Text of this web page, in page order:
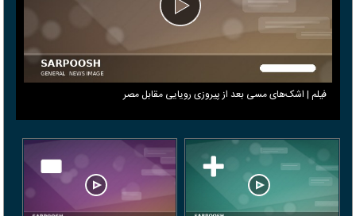
فیلم | اشک‌های مسی بعد از پیروزی رویایی مقابل مصر